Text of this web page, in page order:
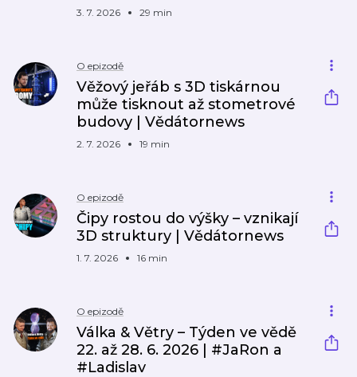
3. 7. 2026 29 min
O epizodě
Věžový jeřáb s 3D tiskárnou
může tisknout až stometrové
budovy | Vědátornews
2. 7. 2026 19 min
O epizodě
Čipy rostou do výšky – vznikají
3D struktury | Vědátornews
1. 7. 2026 16 min
O epizodě
Válka & Větry – Týden ve vědě
22. až 28. 6. 2026 | #JaRon a
#Ladislav